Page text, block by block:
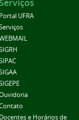
Serviços
Portal UFRA
Docentes e Horários de